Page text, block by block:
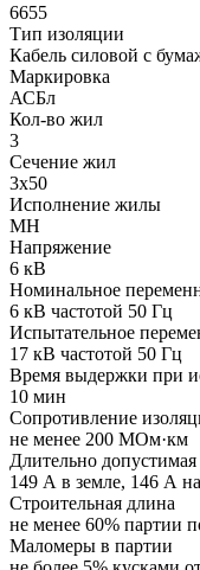
6655
Тип изоляции
Кабель силовой с
Маркировка
АСБл
Кол-во жил
3
Сечение жил
3x50
Исполнение жилы
МН
Напряжение
6 кВ
Номинальное
6 кВ частотой 50 Гц
Испытательное
17 кВ частотой 50 Гц
Время выдержки при
10 мин
Сопротивление
не менее 200 МОм·км
Длительно допустимая
149 А в земле, 146 А
Строительная длина
не менее 60% партии
Маломеры в партии